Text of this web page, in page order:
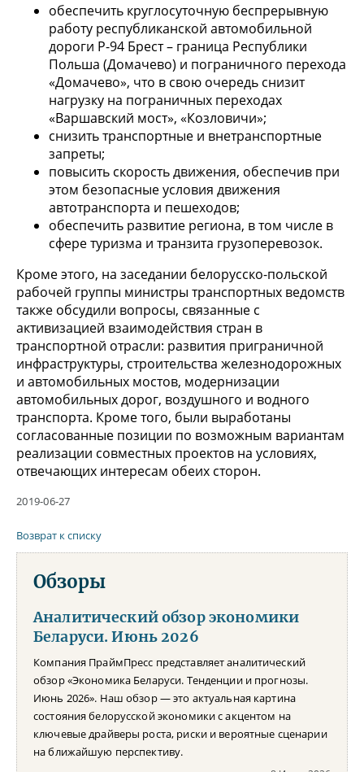
обеспечить круглосуточную беспрерывную
работу республиканской автомобильной
дороги Р-94 Брест – граница Республики
Польша (Домачево) и пограничного перехода
«Домачево», что в свою очередь снизит
нагрузку на пограничных переходах
«Варшавский мост», «Козловичи»;
снизить транспортные и внетранспортные
запреты;
повысить скорость движения, обеспечив при
этом безопасные условия движения
автотранспорта и пешеходов;
обеспечить развитие региона, в том числе в
сфере туризма и транзита грузоперевозок.
Кроме этого, на заседании белорусско-польской
рабочей группы министры транспортных ведомств
также обсудили вопросы, связанные с
активизацией взаимодействия стран в
транспортной отрасли: развития приграничной
инфраструктуры, строительства железнодорожных
и автомобильных мостов, модернизации
автомобильных дорог, воздушного и водного
транспорта. Кроме того, были выработаны
согласованные позиции по возможным вариантам
реализации совместных проектов на условиях,
отвечающих интересам обеих сторон.
2019-06-27
Возврат к списку
Обзоры
Аналитический обзор экономики
Беларуси. Июнь 2026
Компания ПраймПресс представляет аналитический
обзор «Экономика Беларуси. Тенденции и прогнозы.
Июнь 2026». Наш обзор — это актуальная картина
состояния белорусской экономики с акцентом на
ключевые драйверы роста, риски и вероятные сценарии
на ближайшую перспективу.